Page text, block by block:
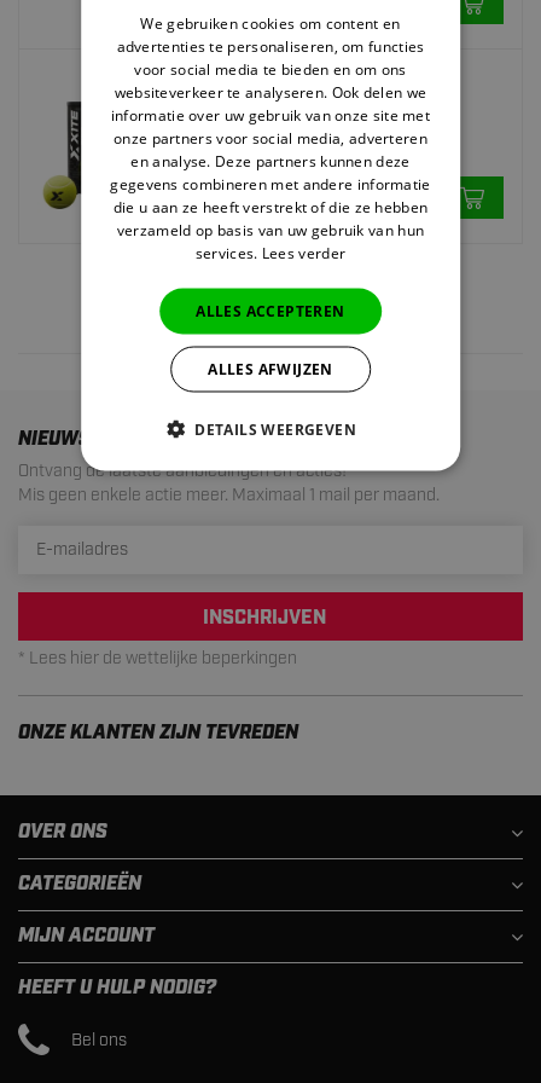
Op voorraad
X1TE
X1TE Padelballen
6.95
Op voorraad
5 results
NIEUWSBRIEF
Ontvang de laatste aanbiedingen en acties!
Mis geen enkele actie meer. Maximaal 1 mail per maand.
INSCHRIJVEN
* Lees hier de wettelijke beperkingen
ONZE KLANTEN ZIJN TEVREDEN
OVER ONS
CATEGORIEËN
MIJN ACCOUNT
HEEFT U HULP NODIG?
Bel ons
We gebruiken cookies om content en
advertenties te personaliseren, om functies
voor social media te bieden en om ons
websiteverkeer te analyseren. Ook delen we
informatie over uw gebruik van onze site met
onze partners voor social media, adverteren
en analyse. Deze partners kunnen deze
gegevens combineren met andere informatie
die u aan ze heeft verstrekt of die ze hebben
verzameld op basis van uw gebruik van hun
services. Lees verder
ALLES ACCEPTEREN
ALLES AFWIJZEN
DETAILS WEERGEVEN